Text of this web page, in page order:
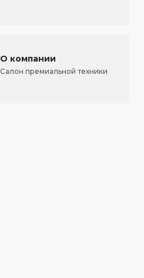
О компании
Салон премиальной техники